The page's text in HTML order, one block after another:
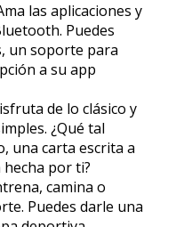
las aplicaciones y
Puedes
un soporte para
a su app
de lo clásico y
¿Qué tal
una carta escrita a
por ti?
camina o
Puedes darle una